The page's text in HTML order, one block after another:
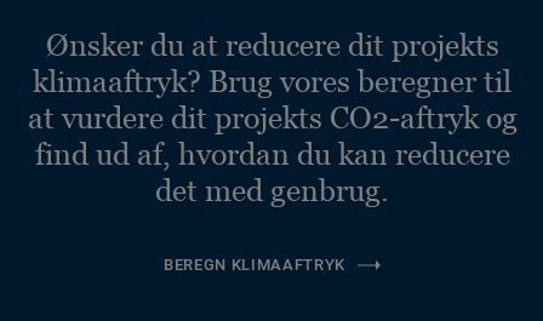
Ønsker du at reducere dit projekts
klimaaftryk? Brug vores beregner til
at vurdere dit projekts CO2-aftryk og
find ud af, hvordan du kan reducere
det med genbrug.
BEREGN KLIMAAFTRYK